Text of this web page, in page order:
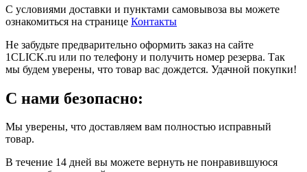
С условиями доставки и пунктами самовывоза вы можете
ознакомиться на странице Контакты
Не забудьте предварительно оформить заказ на сайте
1CLICK.ru или по телефону и получить номер резерва. Так
мы будем уверены, что товар вас дождется. Удачной покупки!
С нами безопасно:
Мы уверены, что доставляем вам полностью исправный
товар.
В течение 14 дней вы можете вернуть не понравившуюся